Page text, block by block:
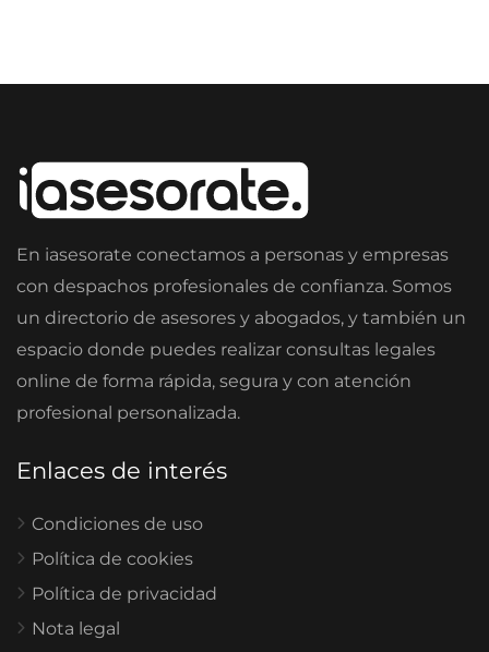
En iasesorate conectamos a personas y empresas
con despachos profesionales de confianza. Somos
un directorio de asesores y abogados, y también un
espacio donde puedes realizar consultas legales
online de forma rápida, segura y con atención
profesional personalizada.
Enlaces de interés
Condiciones de uso
Política de cookies
Política de privacidad
Nota legal